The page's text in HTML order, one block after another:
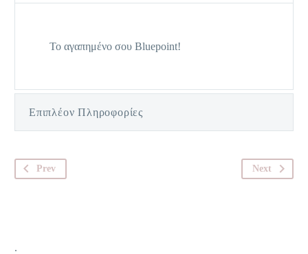
Το αγαπημένο σου Bluepoint!
Επιπλέον Πληροφορίες
Prev Next
.